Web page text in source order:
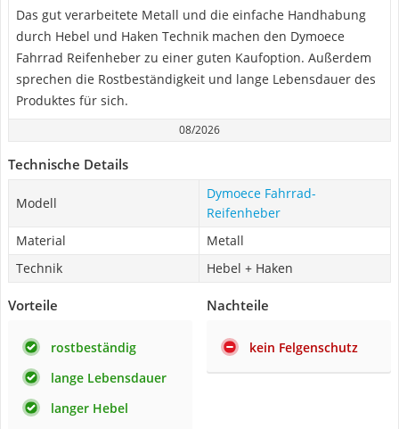
Das gut verarbeitete Metall und die einfache Handhabung
durch Hebel und Haken Technik machen den Dymoece
Fahrrad Reifenheber zu einer guten Kaufoption. Außerdem
sprechen die Rostbeständigkeit und lange Lebensdauer des
Produktes für sich.
08/2026
Technische Details
Modell
Dymoece Fahrrad-
Reifenheber
Material
Metall
Technik
Hebel + Haken
Vorteile
rostbeständig
lange Lebensdauer
langer Hebel
Nachteile
kein Felgenschutz